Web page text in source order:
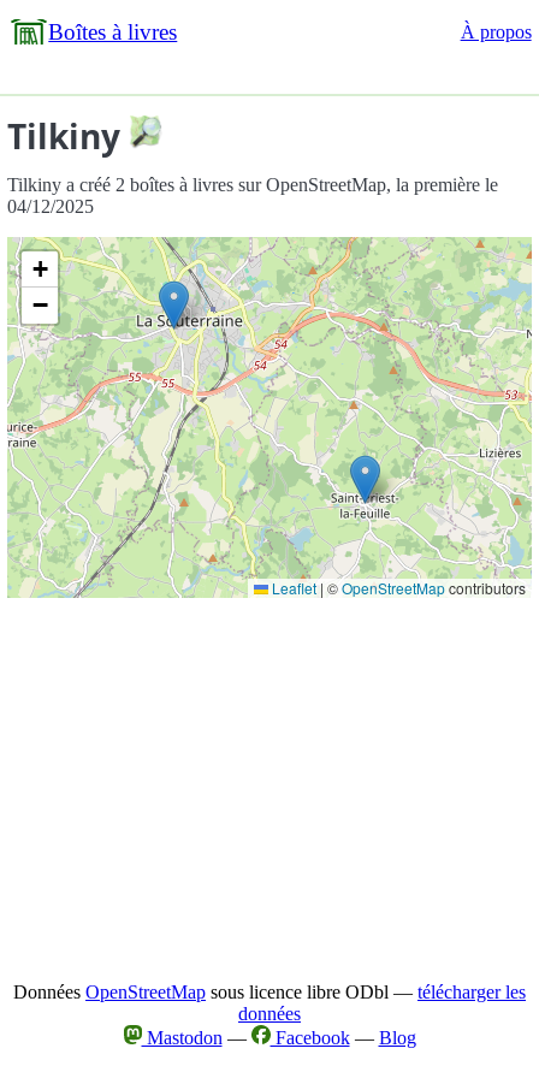
Boîtes à livres À propos
Tilkiny
Tilkiny a créé 2 boîtes à livres sur OpenStreetMap, la première le
04/12/2025
+
−
Leaflet | ©OpenStreetMapcontributors
Données OpenStreetMap sous licence libre ODbl — télécharger les
données
Mastodon — Facebook— Blog